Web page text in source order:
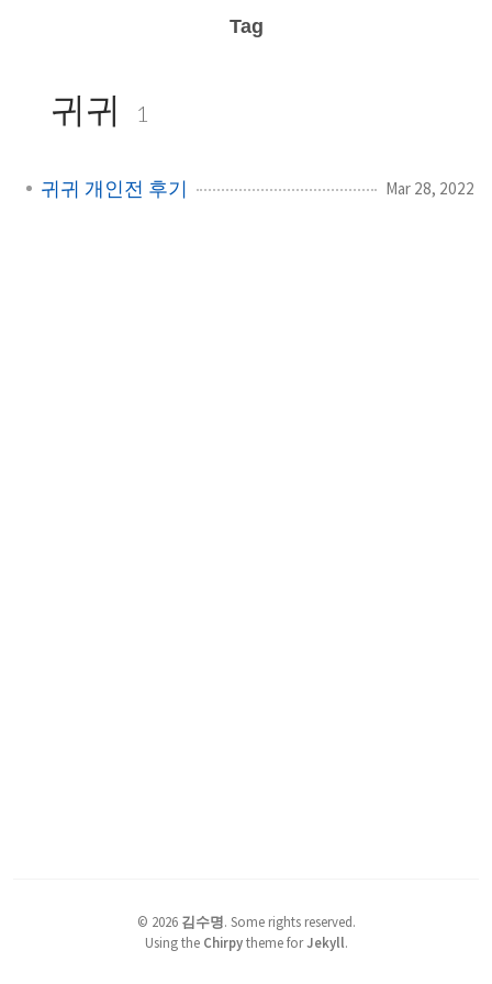
Tag
귀귀 1
귀귀 개인전 후기 Mar 28, 2022
© 2026 김수명. Some rights reserved.
Using the Chirpytheme forJekyll.